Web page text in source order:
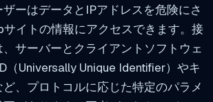
ーはデータとIPアドレスを危険にさ
サイトの情報にアクセスできます。接
サーバーとクライアントソフトウェ
（Universally Unique Identifier）やキ
、プロトコルに応じた特定のパラメ